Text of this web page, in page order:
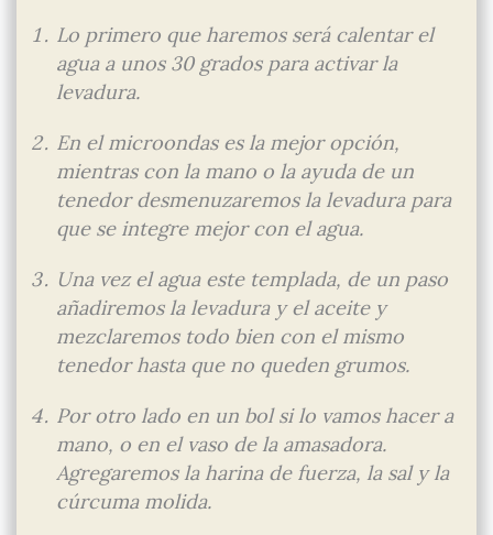
Lo primero que haremos será calentar el
agua a unos 30 grados para activar la
levadura.
En el microondas es la mejor opción,
mientras con la mano o la ayuda de un
tenedor desmenuzaremos la levadura para
que se integre mejor con el agua.
Una vez el agua este templada, de un paso
añadiremos la levadura y el aceite y
mezclaremos todo bien con el mismo
tenedor hasta que no queden grumos.
Por otro lado en un bol si lo vamos hacer a
mano, o en el vaso de la amasadora.
Agregaremos la harina de fuerza, la sal y la
cúrcuma molida.